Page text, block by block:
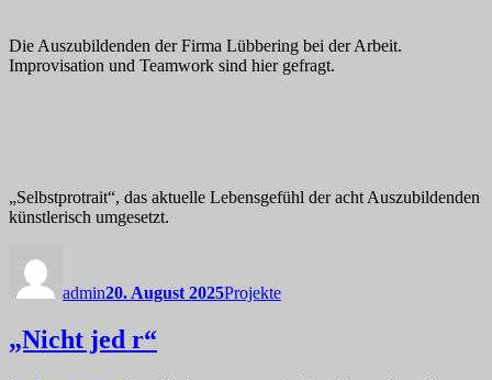
Die Auszubildenden der Firma Lübbering bei der Arbeit.
Improvisation und Teamwork sind hier gefragt.
„Selbstprotrait“, das aktuelle Lebensgefühl der acht Auszubildenden
künstlerisch umgesetzt.
admin20. August 2025Projekte
„Nicht jed r“